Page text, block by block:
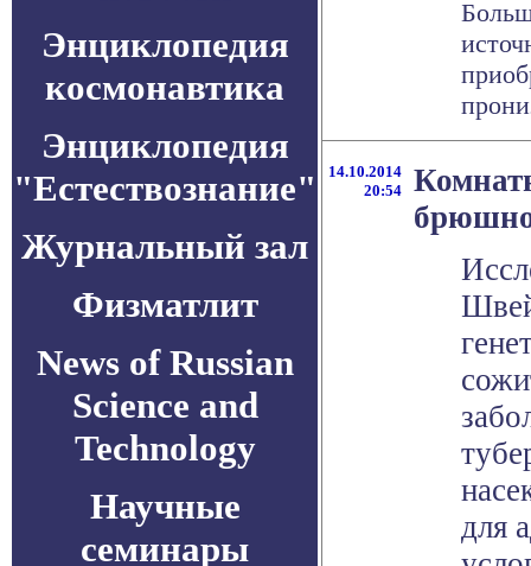
Энциклопедия
космонавтика
Энциклопедия
"Естествознание"
Журнальный зал
Физматлит
News of Russian
Science and
Technology
Научные
семинары
14.10.2014
20:54
для